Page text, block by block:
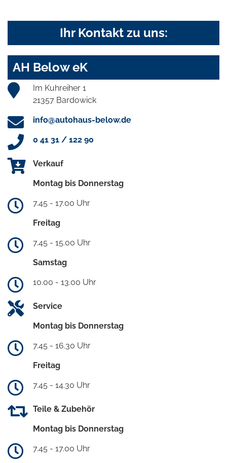
Ihr Kontakt zu uns:
AH Below eK
Im Kuhreiher 1
21357 Bardowick
info@autohaus-below.de
0 41 31 / 122 90
Verkauf
Montag bis Donnerstag
7.45 - 17.00 Uhr
Freitag
7.45 - 15.00 Uhr
Samstag
10.00 - 13.00 Uhr
Service
Montag bis Donnerstag
7.45 - 16.30 Uhr
Freitag
7.45 - 14.30 Uhr
Teile & Zubehör
Montag bis Donnerstag
7.45 - 17.00 Uhr